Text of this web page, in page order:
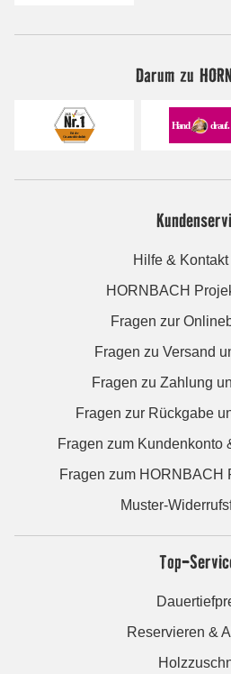
Darum zu
Hilfe & Kontakt
HORNBACH
Fragen zur
Fragen zu Versand
Fragen zu Zahlung
Fragen zur Rückgabe
Fragen zum Kundenkonto
Fragen zum HORNBACH
Muster-
Top-
Reservieren &